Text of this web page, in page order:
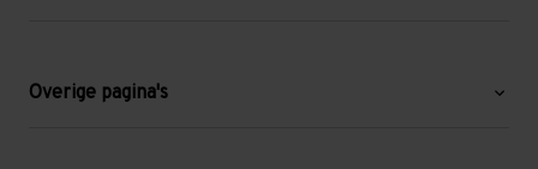
Blog
Overige pagina's